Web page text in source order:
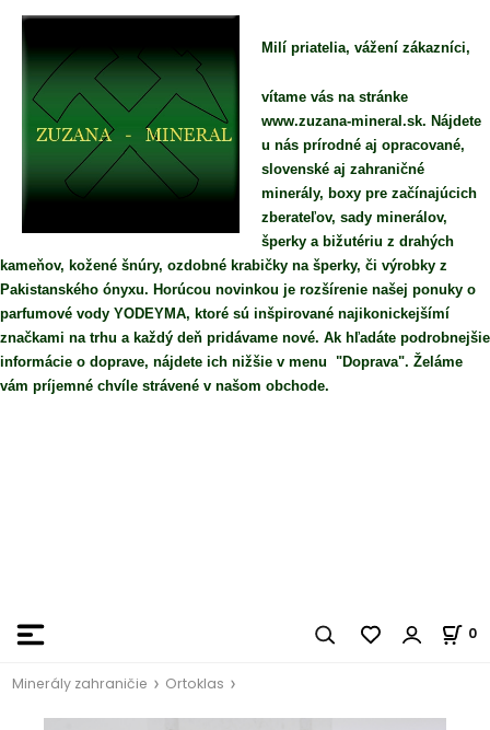
Milí priatelia, vážení zákazníci,
vítame vás na stránke
www.zuzana-mineral.sk. Nájdete
u nás prírodné aj opracované,
slovenské aj zahraničné
minerály, boxy pre začínajúcich
zberateľov, sady minerálov,
šperky a bižutériu z drahých
kameňov, kožené šnúry, ozdobné krabičky na šperky, či výrobky z
Pakistanského ónyxu. Horúcou novinkou je rozšírenie našej ponuky o
parfumové vody YODEYMA, ktoré sú inšpirované najikonickejšímí
značkami na trhu a každý deň pridávame nové. Ak hľadáte podrobnejšie
informácie o doprave, nájdete ich nižšie v menu "Doprava". Želáme
vám príjemné chvíle strávené v našom obchode.
0
Minerály zahraničie Ortoklas